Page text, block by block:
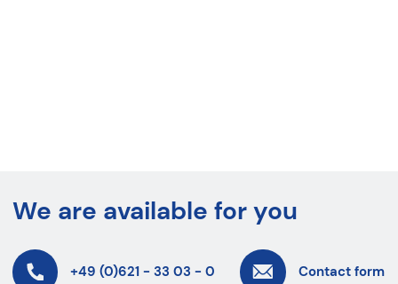
We are available for you
+49 (0)621 - 33 03 - 0 Contact form